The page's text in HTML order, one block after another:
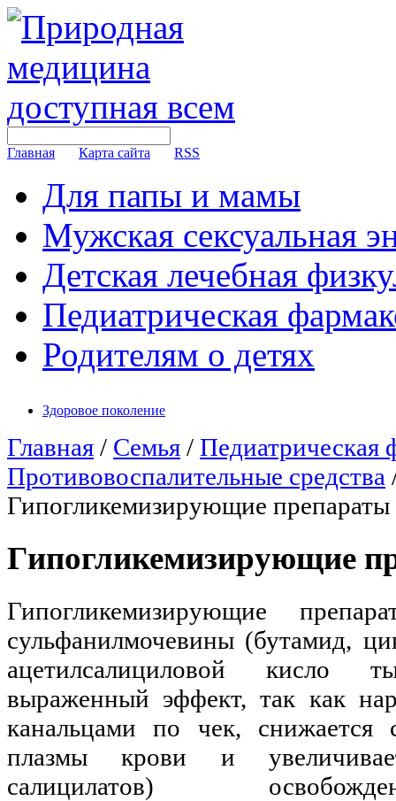
Главная Карта сайта RSS
Для папы и мамы
Мужская сексуальная
Детская лечебная
Педиатрическая
Родителям о детях
Здоровое поколение
Главная / Семья / Педиатрическая
Противовоспалительные средства
Гипогликемизирующие препараты
Гипогликемизирующие
Гипогликемизирующие
сульфанилмочевины (бутамид,
ацетилсалициловой кисло
выраженный эффект, так как
канальцами по чек, снижается
плазмы крови и
салицилатов)